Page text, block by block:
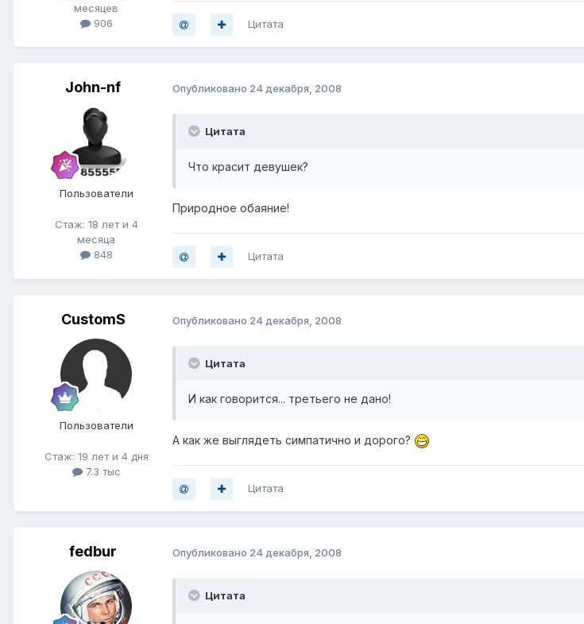
месяцев
906
Цитата
John-nf
Пользователи
Стаж: 18 лет и 4
месяца
848
Опубликовано 24 декабря, 2008
Цитата
Что красит девушек?
Природное обаяние!
Цитата
CustomS
Пользователи
Стаж: 19 лет и 4 дня
7.3 тыс
Опубликовано 24 декабря, 2008
Цитата
И как говорится... третьего не дано!
А как же выглядеть симпатично и дорого?
Цитата
fedbur Опубликовано 24 декабря, 2008
Цитата